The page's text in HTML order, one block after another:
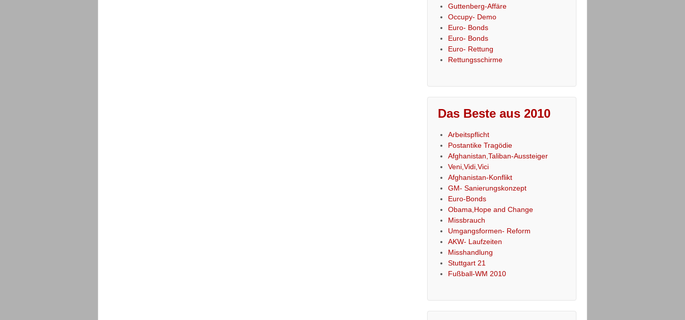
Guttenberg-Affäre
Occupy- Demo
Euro- Bonds
Euro- Bonds
Euro- Rettung
Rettungsschirme
Das Beste aus 2010
Arbeitspflicht
Postantike Tragödie
Afghanistan,Taliban-Aussteiger
Veni,Vidi,Vici
Afghanistan-Konflikt
GM- Sanierungskonzept
Euro-Bonds
Obama,Hope and Change
Missbrauch
Umgangsformen- Reform
AKW- Laufzeiten
Misshandlung
Stuttgart 21
Fußball-WM 2010